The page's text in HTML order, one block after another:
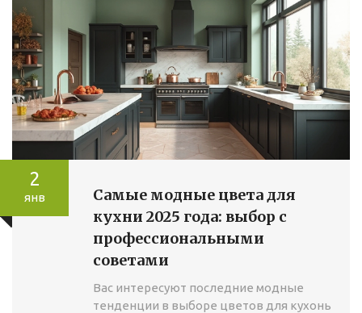
2
янв
Самые модные цвета для
кухни 2025 года: выбор с
профессиональными
советами
Вас интересуют последние модные
тенденции в выборе цветов для кухонь